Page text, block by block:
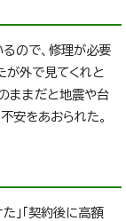
るので、修理が必要
が外で見てくれと
ままだと地震や台
安をあおられた。
」「契約後に高額